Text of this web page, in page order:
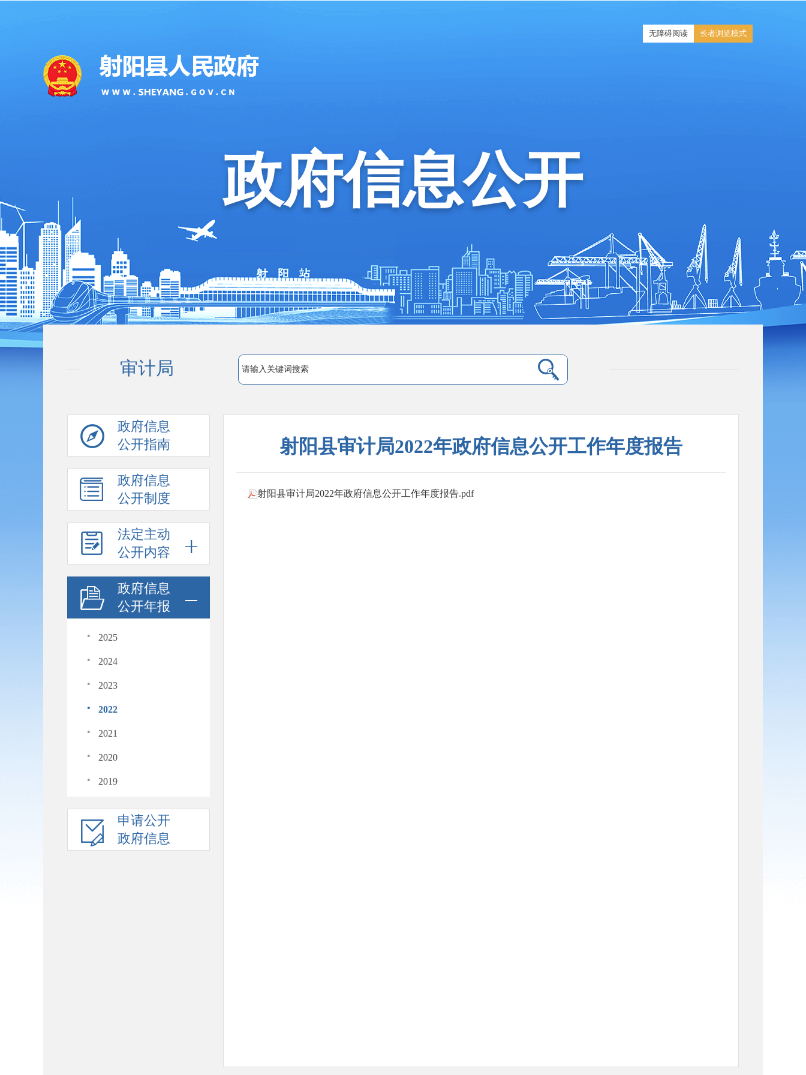
无障碍阅读 长者浏览模式
政府信息公开
审计局
政府信息
公开指南
政府信息
公开制度
法定主动
公开内容
政府信息
公开年报
· 2025
· 2024
· 2023
· 2022
· 2021
· 2020
· 2019
申请公开
政府信息
射阳县审计局2022年政府信息公开工作年度报告
射阳县审计局2022年政府信息公开工作年度报告.pdf